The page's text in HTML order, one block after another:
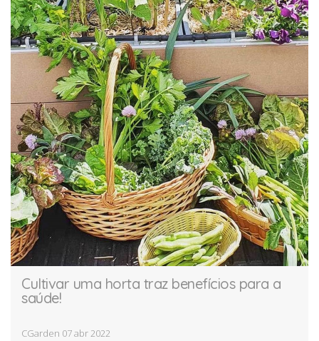
A IHT
CARREIRAS
Cultivar uma horta traz benefícios para a
saúde!
CGarden 07 abr 2022